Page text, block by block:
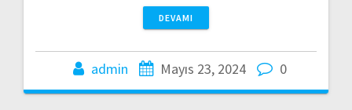
DEVAMI
admin Mayıs 23, 2024 0